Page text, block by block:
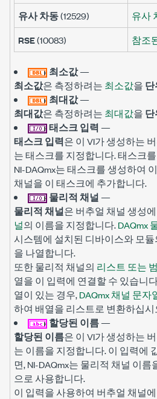
유사 차동(12529) 유사
RSE(10083) 참조
최소값—
최소값은 측정하려는 최소값을 단
최대값—
최대값은 측정하려는 최대값을 단
태스크 입력 —
태스크 입력은 이 VI가 생성하는
는 태스크를 지정합니다. 태스크
NI-DAQmx는 태스크를 생성하여
채널을 이 태스크에 추가합니다.
물리적 채널 —
물리적 채널은 버추얼 채널 생성
널의 이름을 지정합니다.DAQmx
시스템에 설치된 디바이스와 모
을 나열합니다.
또한 물리적 채널의 리스트 또는
열을 이 입력에 연결할 수 있습니
열이 있는 경우,DAQmx 채널 문자
하여 배열을 리스트로 변환하십시
할당된 이름—
할당된 이름은 이 VI가 생성하는
는 이름을 지정합니다. 이 입력에
면, NI-DAQmx는 물리적 채널 이
으로 사용합니다.
이 입력을 사용하여 버추얼 채널